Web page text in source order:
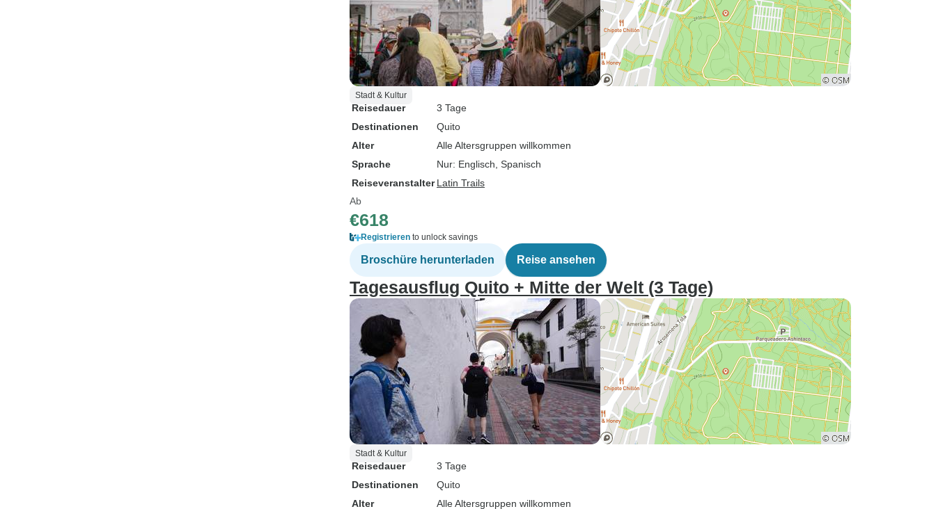
Stadt & Kultur
Reisedauer
3 Tage
Destinationen
Quito
Alter
Alle Altersgruppen willkommen
Sprache
Nur: Englisch, Spanisch
Reiseveranstalter Latin Trails
Ab
€618
Registrieren to unlock savings
Broschüre herunterladen Reise ansehen
Tagesausflug Quito + Mitte der Welt (3 Tage)
Stadt & Kultur
Reisedauer
3 Tage
Destinationen
Quito
Alter
Alle Altersgruppen willkommen